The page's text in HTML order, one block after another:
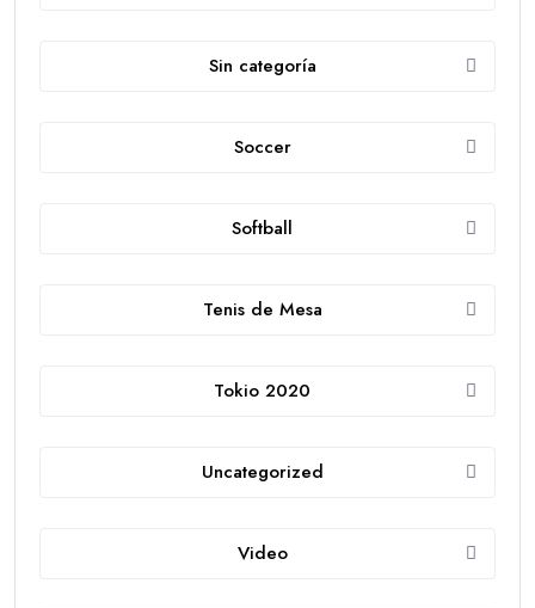
Sin categoría
Soccer
Softball
Tenis de Mesa
Tokio 2020
Uncategorized
Video